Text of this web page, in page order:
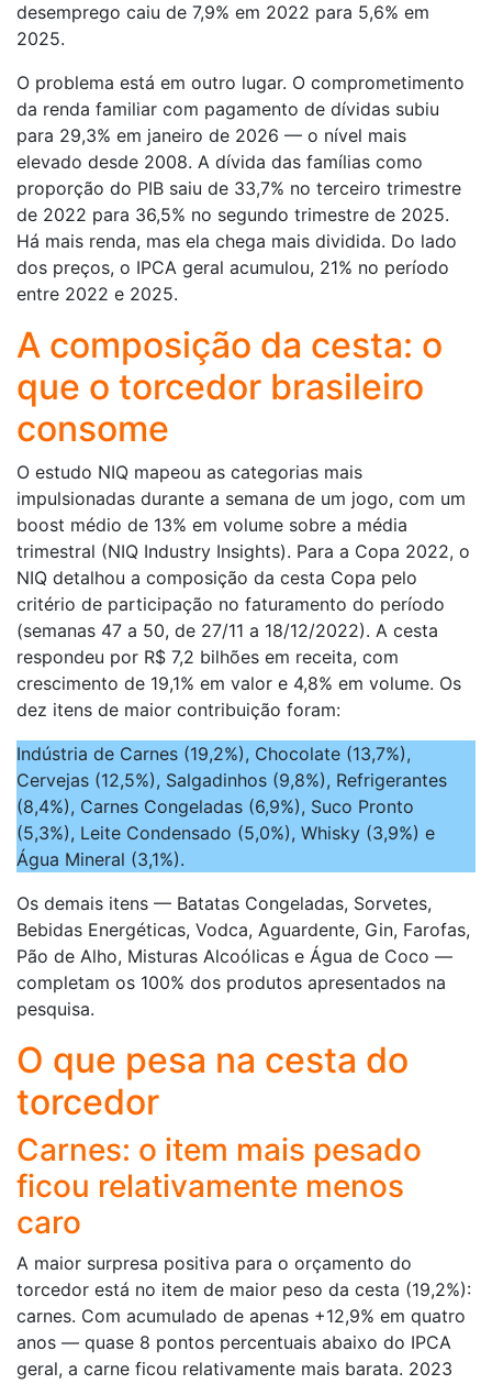
desemprego caiu de 7,9% em 2022 para 5,6% em
2025.
O problema está em outro lugar. O comprometimento
da renda familiar com pagamento de dívidas subiu
para 29,3% em janeiro de 2026 — o nível mais
elevado desde 2008. A dívida das famílias como
proporção do PIB saiu de 33,7% no terceiro trimestre
de 2022 para 36,5% no segundo trimestre de 2025.
Há mais renda, mas ela chega mais dividida. Do lado
dos preços, o IPCA geral acumulou, 21% no período
entre 2022 e 2025.
A composição da cesta: o
que o torcedor brasileiro
consome
O estudo NIQ mapeou as categorias mais
impulsionadas durante a semana de um jogo, com um
boost médio de 13% em volume sobre a média
trimestral (NIQ Industry Insights). Para a Copa 2022, o
NIQ detalhou a composição da cesta Copa pelo
critério de participação no faturamento do período
(semanas 47 a 50, de 27/11 a 18/12/2022). A cesta
respondeu por R$ 7,2 bilhões em receita, com
crescimento de 19,1% em valor e 4,8% em volume. Os
dez itens de maior contribuição foram:
Indústria de Carnes (19,2%), Chocolate (13,7%),
Cervejas (12,5%), Salgadinhos (9,8%), Refrigerantes
(8,4%), Carnes Congeladas (6,9%), Suco Pronto
(5,3%), Leite Condensado (5,0%), Whisky (3,9%) e
Água Mineral (3,1%).
Os demais itens — Batatas Congeladas, Sorvetes,
Bebidas Energéticas, Vodca, Aguardente, Gin, Farofas,
Pão de Alho, Misturas Alcoólicas e Água de Coco —
completam os 100% dos produtos apresentados na
pesquisa.
O que pesa na cesta do
torcedor
Carnes: o item mais pesado
ficou relativamente menos
caro
A maior surpresa positiva para o orçamento do
torcedor está no item de maior peso da cesta (19,2%):
carnes. Com acumulado de apenas +12,9% em quatro
anos — quase 8 pontos percentuais abaixo do IPCA
geral, a carne ficou relativamente mais barata. 2023